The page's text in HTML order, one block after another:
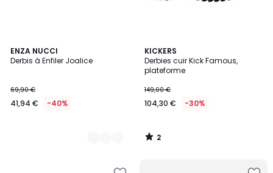
ENZA NUCCI
Derbis à Enfiler Joalice
69,90 €
41,94 € -40%
2
Couleurs
KICKERS
Derbies cuir Kick Famous,
plateforme
149,00 €
104,30 € -30%
2
/
5
2
/